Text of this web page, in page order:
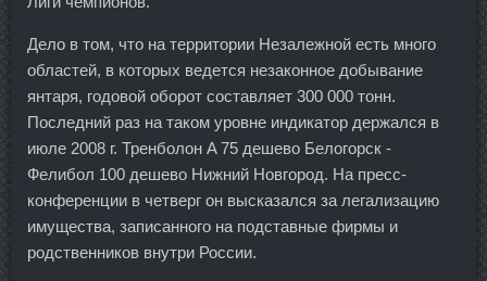
Дело в том, что на территории Незалежной есть много
областей, в которых ведется незаконное добывание
янтаря, годовой оборот составляет 300 000 тонн.
Последний раз на таком уровне индикатор держался в
июле 2008 г. Тренболон A 75 дешево Белогорск -
Фелибол 100 дешево Нижний Новгород. На пресс-
конференции в четверг он высказался за легализацию
имущества, записанного на подставные фирмы и
родственников внутри России.